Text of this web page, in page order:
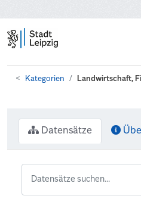
Kategorien Landwirtschaft,
Datensätze